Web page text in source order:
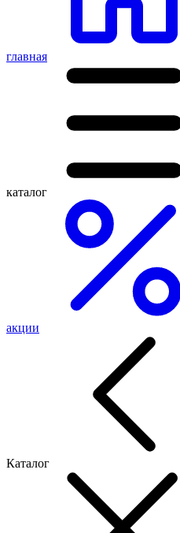
главная
каталог
акции
Каталог